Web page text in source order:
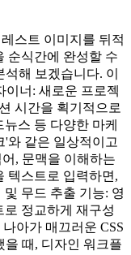
스트 이미지를 뒤적
순식간에 완성할 수
해 보겠습니다. 이
이너: 새로운 프로젝
시간을 획기적으로
스 등 다양한 마케
와 같은 일상적이고
, 문맥을 이해하는
텍스트로 입력하면,
무드 추출 기능: 영
정교하게 재구성
아가 매끄러운 CSS
을 때, 디자인 워크플